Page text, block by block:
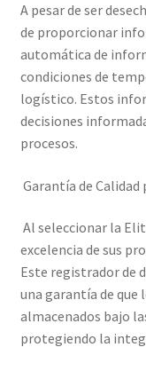
A pesar de ser
de proporcionar
automática de
condiciones de
logístico. Estos
decisiones
procesos.
Garantía de
Al seleccionar la
excelencia de sus
Este registrador de
una garantía de
almacenados bajo
protegiendo la